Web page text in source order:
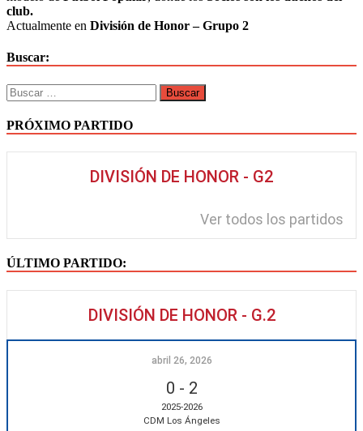
club.
Actualmente en División de Honor – Grupo 2
Buscar:
Buscar:
PRÓXIMO PARTIDO
DIVISIÓN DE HONOR - G2
Ver todos los partidos
ÚLTIMO PARTIDO:
DIVISIÓN DE HONOR - G.2
abril 26, 2026
0 - 2
2025-2026
CDM Los Ángeles